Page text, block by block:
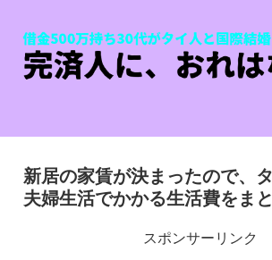
新居の家賃が決まったので、
夫婦生活でかかる生活費をま
スポンサーリンク